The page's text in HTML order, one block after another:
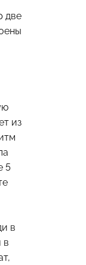
две
из
5
в
в